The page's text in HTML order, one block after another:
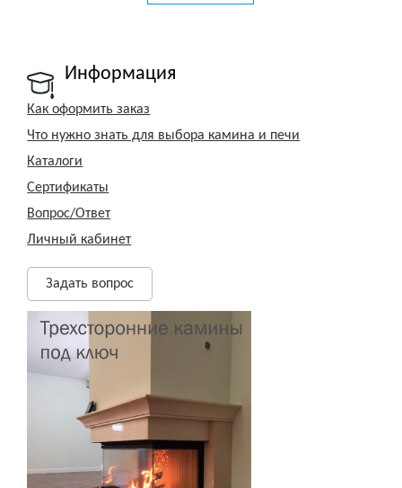
Информация
Как оформить заказ
Что нужно знать для выбора камина и печи
Каталоги
Сертификаты
Вопрос/Ответ
Личный кабинет
Задать вопрос